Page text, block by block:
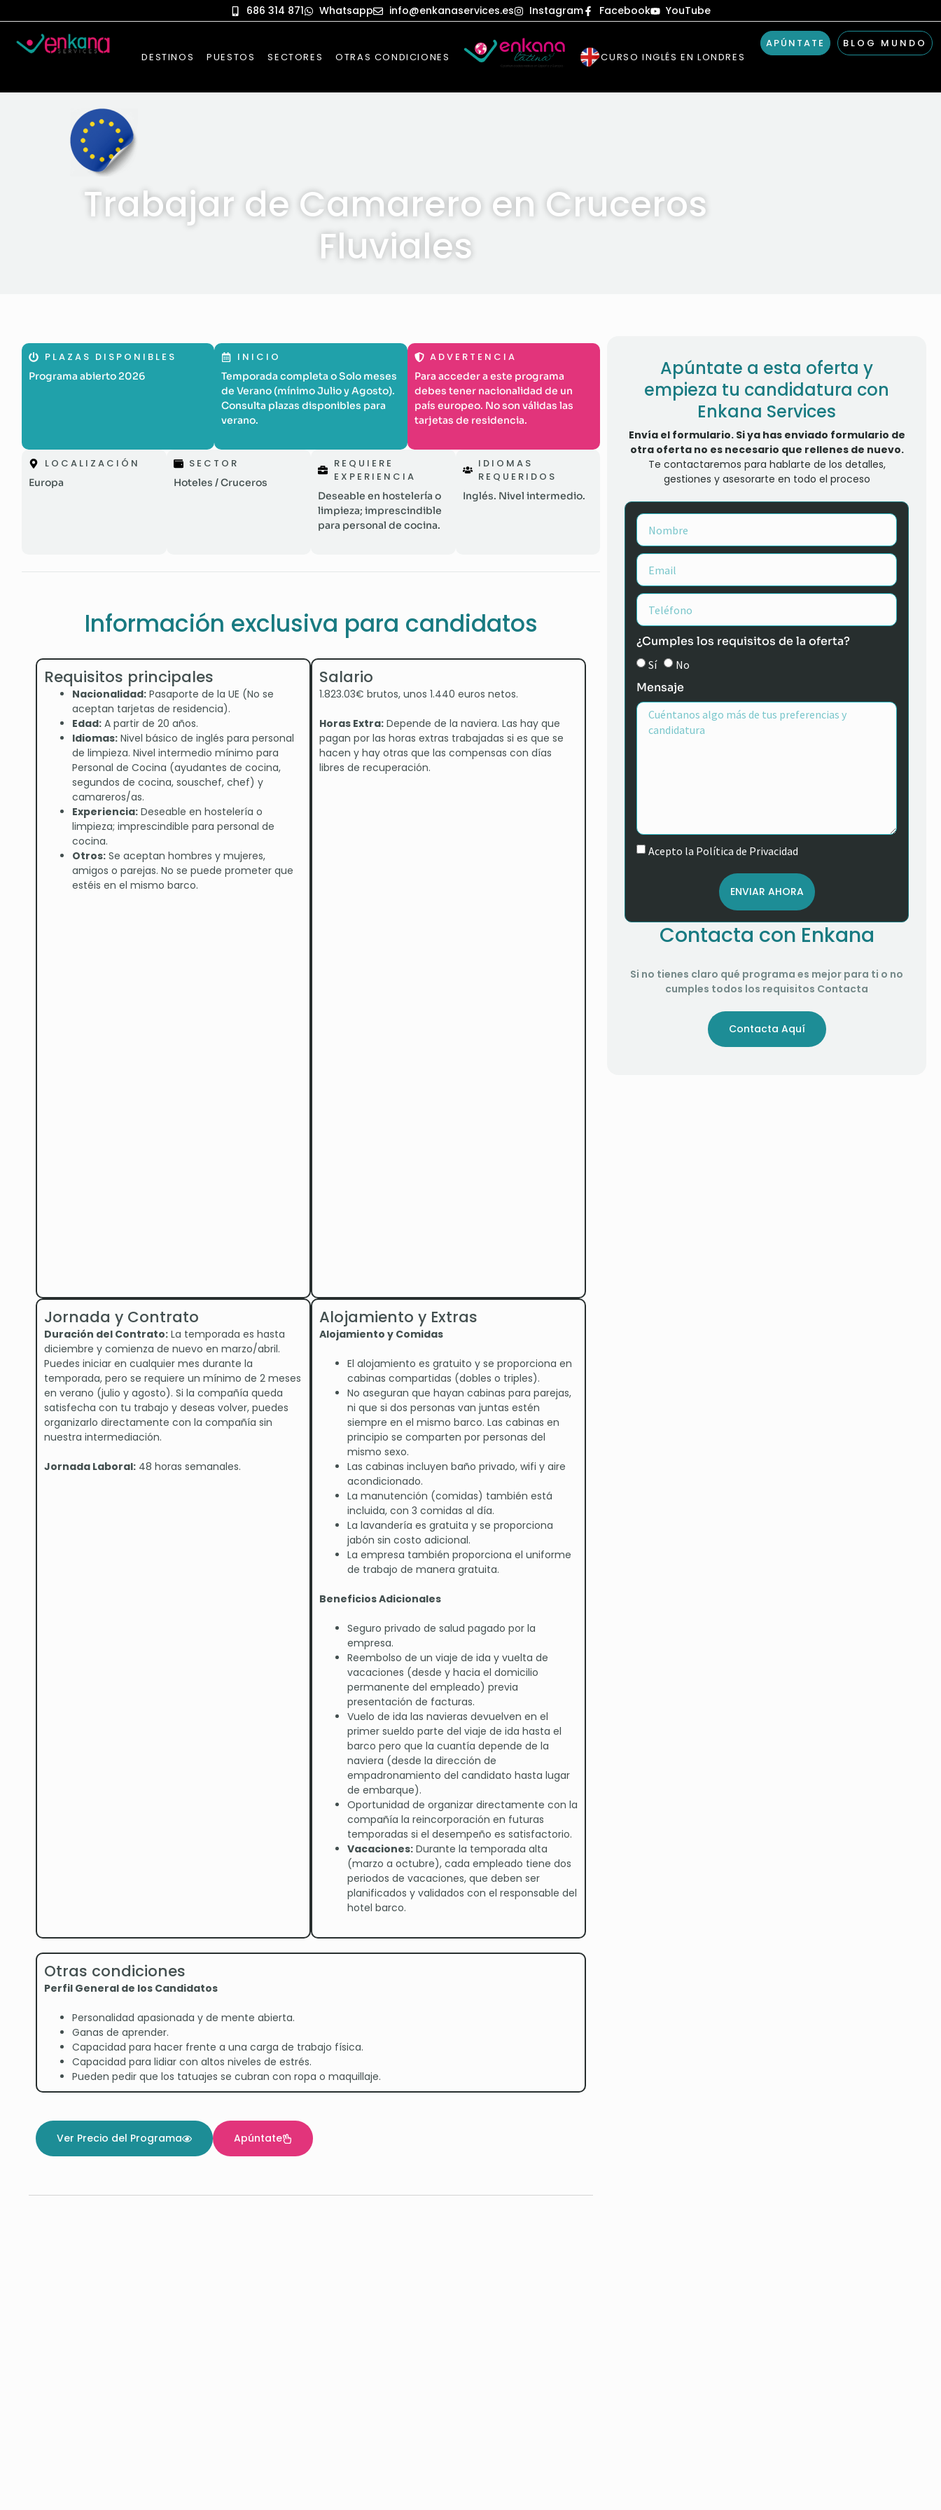
686 314 871 Whatsapp info@enkanaservices.es Instagram Facebook YouTube
DESTINOS PUESTOS SECTORES OTRAS CONDICIONES CURSO INGLÉS EN LONDRES
APÚNTATE BLOG MUNDO
Trabajar de Camarero en Cruceros
Fluviales
PLAZAS DISPONIBLES
Programa abierto 2026
INICIO
Temporada completa o Solo meses
de Verano (mínimo Julio y Agosto).
Consulta plazas disponibles para
verano.
ADVERTENCIA
Para acceder a este programa
debes tener nacionalidad de un
país europeo. No son válidas las
tarjetas de residencia.
LOCALIZACIÓN
Europa
SECTOR
Hoteles / Cruceros
REQUIERE
EXPERIENCIA
Deseable en hostelería o
limpieza; imprescindible
para personal de cocina.
IDIOMAS
REQUERIDOS
Inglés. Nivel intermedio.
Información exclusiva para candidatos
Requisitos principales
Nacionalidad: Pasaporte de la UE (No se
aceptan tarjetas de residencia).
Edad: A partir de 20 años.
Idiomas: Nivel básico de inglés para personal
de limpieza. Nivel intermedio mínimo para
Personal de Cocina (ayudantes de cocina,
segundos de cocina, souschef, chef) y
camareros/as.
Experiencia: Deseable en hostelería o
limpieza; imprescindible para personal de
cocina.
Otros: Se aceptan hombres y mujeres,
amigos o parejas. No se puede prometer que
estéis en el mismo barco.
Salario
1.823.03€ brutos, unos 1.440 euros netos.
Horas Extra: Depende de la naviera. Las hay que
pagan por las horas extras trabajadas si es que se
hacen y hay otras que las compensas con días
libres de recuperación.
Jornada y Contrato
Duración del Contrato: La temporada es hasta
diciembre y comienza de nuevo en marzo/abril.
Puedes iniciar en cualquier mes durante la
temporada, pero se requiere un mínimo de 2 meses
en verano (julio y agosto). Si la compañía queda
satisfecha con tu trabajo y deseas volver, puedes
organizarlo directamente con la compañía sin
nuestra intermediación.
Jornada Laboral: 48 horas semanales.
Alojamiento y Extras
Alojamiento y Comidas
El alojamiento es gratuito y se proporciona en
cabinas compartidas (dobles o triples).
No aseguran que hayan cabinas para parejas,
ni que si dos personas van juntas estén
siempre en el mismo barco. Las cabinas en
principio se comparten por personas del
mismo sexo.
Las cabinas incluyen baño privado, wifi y aire
acondicionado.
La manutención (comidas) también está
incluida, con 3 comidas al día.
La lavandería es gratuita y se proporciona
jabón sin costo adicional.
La empresa también proporciona el uniforme
de trabajo de manera gratuita.
Beneficios Adicionales
Seguro privado de salud pagado por la
empresa.
Reembolso de un viaje de ida y vuelta de
vacaciones (desde y hacia el domicilio
permanente del empleado) previa
presentación de facturas.
Vuelo de ida las navieras devuelven en el
primer sueldo parte del viaje de ida hasta el
barco pero que la cuantía depende de la
naviera (desde la dirección de
empadronamiento del candidato hasta lugar
de embarque).
Oportunidad de organizar directamente con la
compañía la reincorporación en futuras
temporadas si el desempeño es satisfactorio.
Vacaciones: Durante la temporada alta
(marzo a octubre), cada empleado tiene dos
periodos de vacaciones, que deben ser
planificados y validados con el responsable del
hotel barco.
Otras condiciones
Perfil General de los Candidatos
Personalidad apasionada y de mente abierta.
Ganas de aprender.
Capacidad para hacer frente a una carga de trabajo física.
Capacidad para lidiar con altos niveles de estrés.
Pueden pedir que los tatuajes se cubran con ropa o maquillaje.
Ver Precio del Programa Apúntate
Apúntate a esta oferta y
empieza tu candidatura con
Enkana Services
Envía el formulario. Si ya has enviado formulario de
otra oferta no es necesario que rellenes de nuevo.
Te contactaremos para hablarte de los detalles,
gestiones y asesorarte en todo el proceso
¿Cumples los requisitos de la oferta?
Sí No
Mensaje
Acepto la Política de Privacidad
ENVIAR AHORA
Contacta con Enkana
Si no tienes claro qué programa es mejor para ti o no
cumples todos los requisitos Contacta
Contacta Aquí